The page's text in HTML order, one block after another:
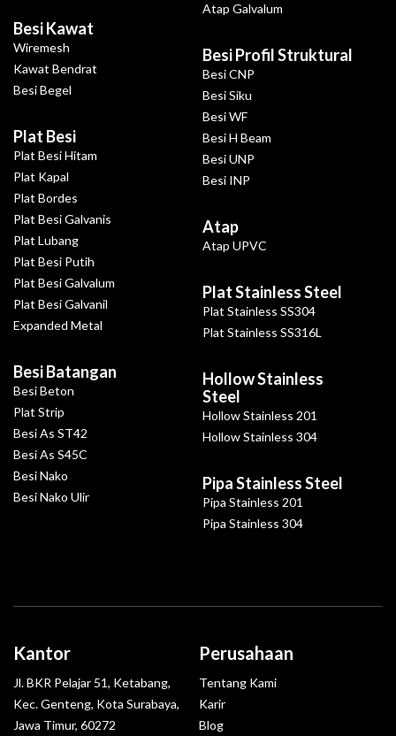
Besi Kawat
Wiremesh
Kawat Bendrat
Besi Begel
Plat Besi
Plat Besi Hitam
Plat Kapal
Plat Bordes
Plat Besi Galvanis
Plat Lubang
Plat Besi Putih
Plat Besi Galvalum
Plat Besi Galvanil
Expanded Metal
Besi Batangan
Besi Beton
Plat Strip
Besi As ST42
Besi As S45C
Besi Nako
Besi Nako Ulir
Atap Galvalum
Besi Profil Struktural
Besi CNP
Besi Siku
Besi WF
Besi H Beam
Besi UNP
Besi INP
Atap
Atap UPVC
Plat Stainless Steel
Plat Stainless SS304
Plat Stainless SS316L
Hollow Stainless
Steel
Hollow Stainless 201
Hollow Stainless 304
Pipa Stainless Steel
Pipa Stainless 201
Pipa Stainless 304
Kantor
Jl. BKR Pelajar 51, Ketabang,
Kec. Genteng, Kota Surabaya,
Jawa Timur, 60272
Perusahaan
Tentang Kami
Karir
Blog